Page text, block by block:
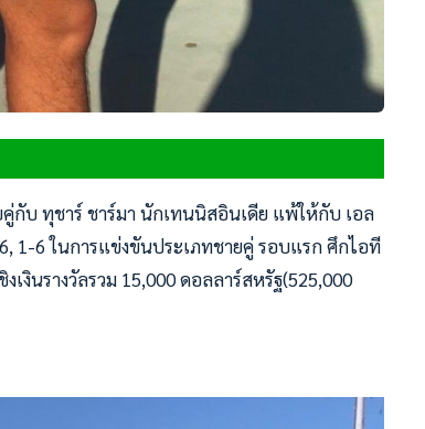
กับ ทุชาร์ ชาร์มา นักเทนนิสอินเดีย แพ้ให้กับ เอล
1-6 ในการแข่งขันประเภทชายคู่ รอบแรก ศึกไอที
เงินรางวัลรวม 15,000 ดอลลาร์สหรัฐ(525,000